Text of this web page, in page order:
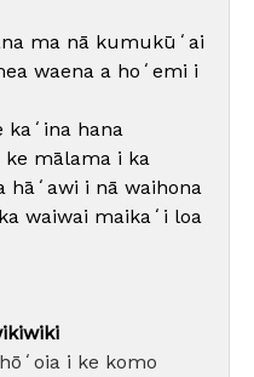
ma nā kumukūʻai
waena a hoʻemi i
kaʻina hana
mālama i ka
hāʻawi i nā waihona
waiwai maikaʻi loa
i ke komo